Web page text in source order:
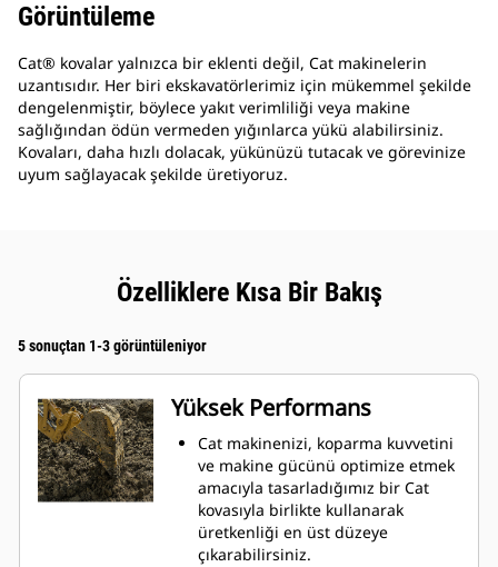
Görüntüleme
Cat® kovalar yalnızca bir eklenti değil, Cat makinelerin
uzantısıdır. Her biri ekskavatörlerimiz için mükemmel şekilde
dengelenmiştir, böylece yakıt verimliliği veya makine
sağlığından ödün vermeden yığınlarca yükü alabilirsiniz.
Kovaları, daha hızlı dolacak, yükünüzü tutacak ve görevinize
uyum sağlayacak şekilde üretiyoruz.
Özelliklere Kısa Bir Bakış
5 sonuçtan 1-3 görüntüleniyor
Yüksek Performans
Cat makinenizi, koparma kuvvetini
ve makine gücünü optimize etmek
amacıyla tasarladığımız bir Cat
kovasıyla birlikte kullanarak
üretkenliği en üst düzeye
çıkarabilirsiniz.